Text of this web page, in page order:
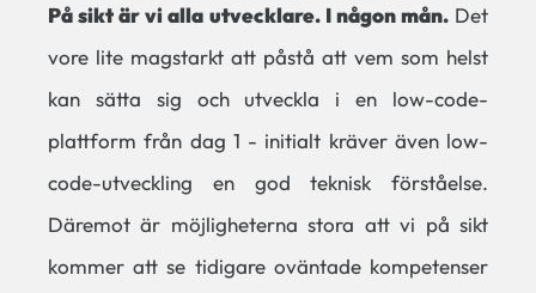
På sikt är vi alla utvecklare. I någon mån.Det
vore lite magstarkt att påstå att vem som helst
kan sätta sig och utveckla i en low-code-
plattform från dag 1 - initialt kräver även low-
code-utveckling en god teknisk förståelse.
Däremot är möjligheterna stora att vi på sikt
kommer att se tidigare oväntade kompetenser